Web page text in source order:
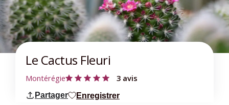
Le Cactus Fleuri
Montérégie 3 avis
Partager Enregistrer